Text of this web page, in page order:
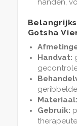
handen,
Gotsha
Handvat:
Materiaal:
Gebruik: